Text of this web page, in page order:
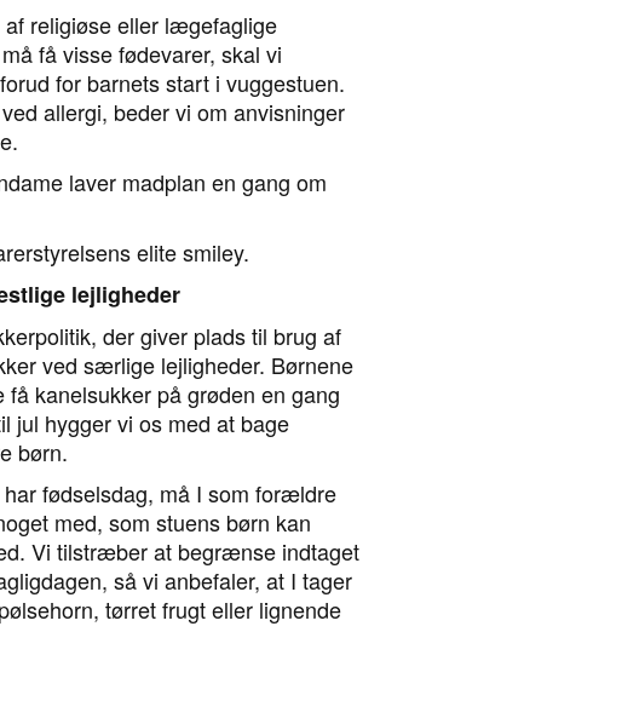
af religiøse eller lægefaglige
få visse fødevarer, skal vi
for barnets start i vuggestuen.
allergi, beder vi om anvisninger
laver madplan en gang om
elite smiley.
lejligheder
der giver plads til brug af
ved særlige lejligheder. Børnene
få kanelsukker på grøden en gang
jul hygger vi os med at bage
børn.
fødselsdag, må I som forældre
med, som stuens børn kan
Vi tilstræber at begrænse indtaget
så vi anbefaler, at I tager
tørret frugt eller lignende